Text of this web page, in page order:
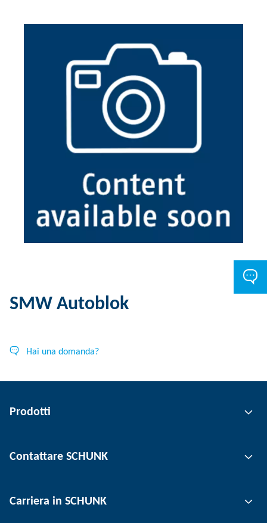
SMW Autoblok
Hai una domanda?
Prodotti
Tecnologia di automazione
Tecnica di serraggio del pezzo
Contattare SCHUNK
Sedi
Carriera in SCHUNK